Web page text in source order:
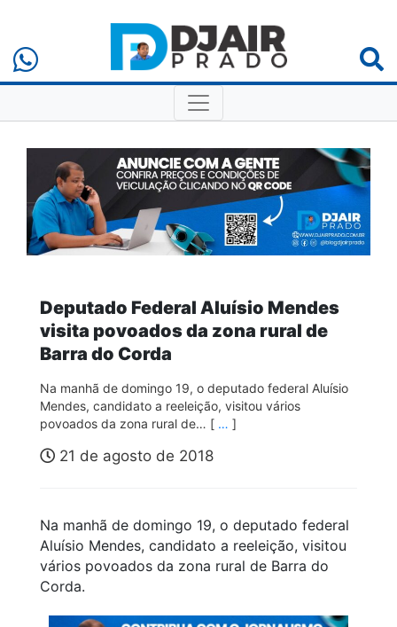
Deputado Federal Aluísio Mendes
visita povoados da zona rural de
Barra do Corda
Na manhã de domingo 19, o deputado federal Aluísio
Mendes, candidato a reeleição, visitou vários
povoados da zona rural de… [ … ]
21 de agosto de 2018
Na manhã de domingo 19, o deputado federal
Aluísio Mendes, candidato a reeleição, visitou
vários povoados da zona rural de Barra do
Corda.